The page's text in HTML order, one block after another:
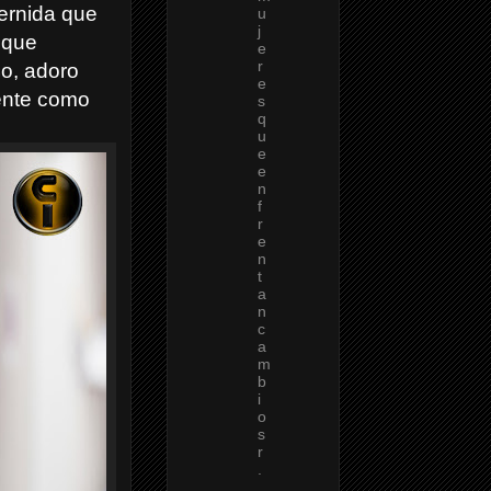
que
adoro
como
u
j
e
r
e
s
q
u
e
e
n
f
r
e
n
t
a
n
c
a
m
b
i
o
s
r